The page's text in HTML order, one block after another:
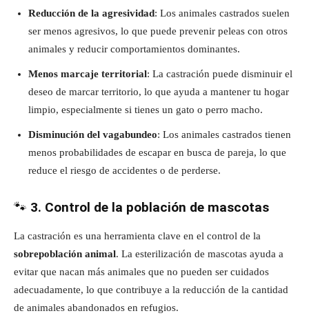
Reducción de la agresividad: Los animales castrados suelen
ser menos agresivos, lo que puede prevenir peleas con otros
animales y reducir comportamientos dominantes.
Menos marcaje territorial: La castración puede disminuir el
deseo de marcar territorio, lo que ayuda a mantener tu hogar
limpio, especialmente si tienes un gato o perro macho.
Disminución del vagabundeo: Los animales castrados tienen
menos probabilidades de escapar en busca de pareja, lo que
reduce el riesgo de accidentes o de perderse.
🐾 3. Control de la población de mascotas
La castración es una herramienta clave en el control de la
sobrepoblación animal. La esterilización de mascotas ayuda a
evitar que nacan más animales que no pueden ser cuidados
adecuadamente, lo que contribuye a la reducción de la cantidad
de animales abandonados en refugios.